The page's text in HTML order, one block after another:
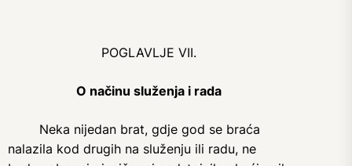
POGLAVLJE VII.
O načinu služenja i rada
Neka nijedan brat, gdje god se braća
nalazila kod drugih na služenju ili radu, ne